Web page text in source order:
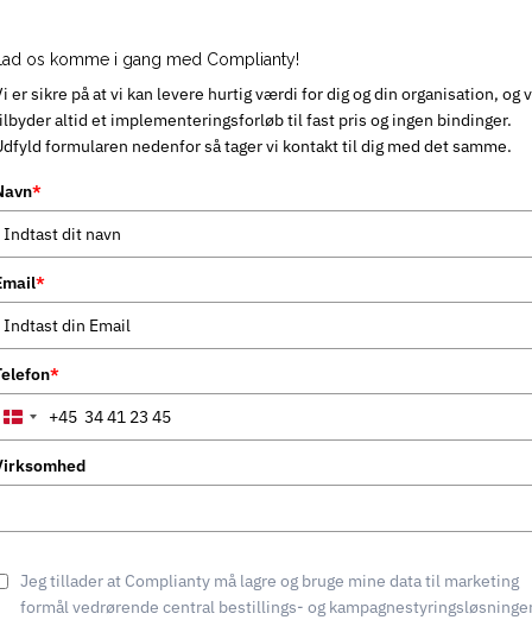
os komme i gang med Complianty!
er sikre på at vi kan levere hurtig værdi for dig og din organisation, og
altid et implementeringsforløb til fast pris og ingen bindinger.
formularen nedenfor så tager vi kontakt til dig med det samme.
*
*
*
Denmark
+45
Jeg tillader at Complianty må lagre og bruge mine data til marketing
formål vedrørende central bestillings- og